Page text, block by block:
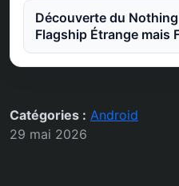
Découverte du
Flagship Étrange mais
Catégories : Android
29 mai 2026